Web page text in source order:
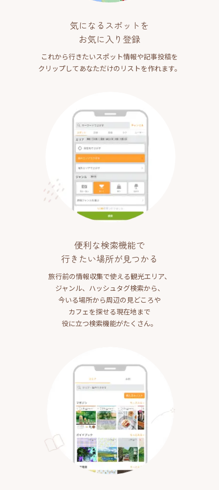
気になるスポットを
お気に入り登録
これから行きたいスポット情報や記事投稿を
クリップしてあなただけのリストを作れます。
便利な検索機能で
行きたい場所が見つかる
旅行前の情報収集で使える観光エリア、
ジャンル、ハッシュタグ検索から、
今いる場所から周辺の見どころや
カフェを探せる現在地まで
役に立つ検索機能がたくさん。